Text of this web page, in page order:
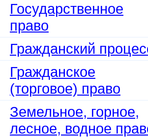
Государственное
право
Гражданский
Гражданское
(торговое) право
Земельное, горное,
лесное, водное